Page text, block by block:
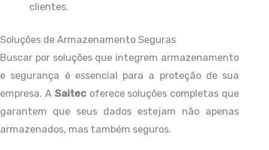
clientes.
Soluções de Armazenamento Seguras
Buscar por soluções que integrem armazenamento
e segurança é essencial para a proteção de sua
empresa. A Saitecoferece soluções completas que
garantem que seus dados estejam não apenas
armazenados, mas também seguros.